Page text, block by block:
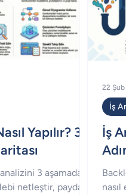
Yapılır? 3
3 aşamada
netleştir, paydaş
İş
İş
22 Şub